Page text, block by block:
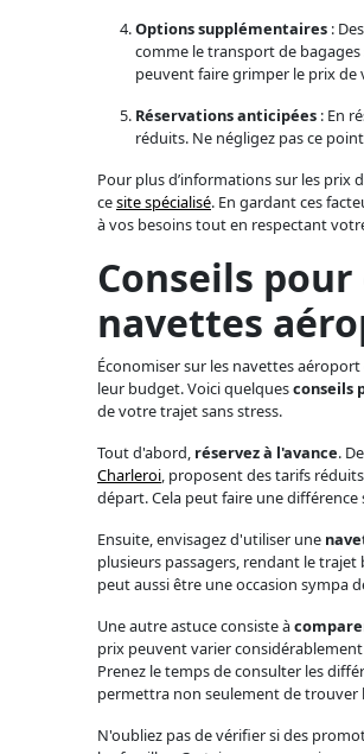
Options supplémentaires :
comme le transport de
peuvent faire grimper le prix
Réservations anticipées : En
réduits. Ne négligez pas ce
Pour plus d’informations sur les prix
cesite spécialisé. En gardant ces
à vos besoins tout en respectant
Conseils
navettes
Économiser sur les navettes
leur budget. Voici quelquesconseils
de votre trajet sans stress.
Tout d'abord, réservez à l'avance.
Charleroi, proposent des tarifs
départ. Cela peut faire une
Ensuite, envisagez d'utiliser une
plusieurs passagers, rendant le
peut aussi être une occasion sympa
Une autre astuce consiste à
prix peuvent varier
Prenez le temps de consulter les
permettra non seulement de trouver
N'oubliez pas de vérifier si des